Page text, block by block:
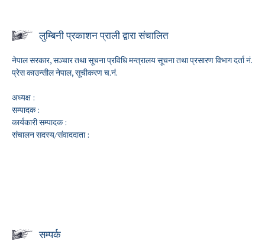
लुम्बिनी प्रकाशन प्राली द्वारा संचालित
नेपाल सरकार, सञ्चार तथा सूचना प्रविधि मन्त्रालय सूचना तथा प्रसारण विभाग दर्ता नं.
प्रेस काउन्सील नेपाल, सूचीकरण च.नं.
अध्यक्ष :
सम्पादक :
कार्यकारी सम्पादक :
संचालन सदस्य/संवाददाता :
सम्पर्क